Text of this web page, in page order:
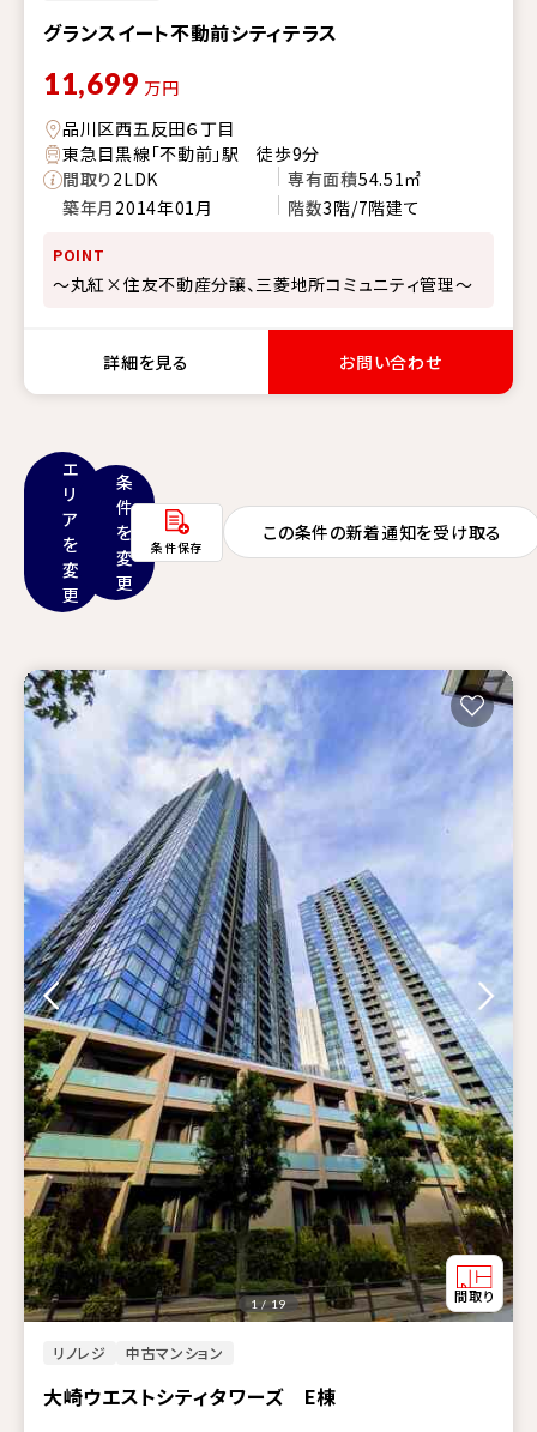
グランスイート不動前シティテラス
11,699 万円
品川区西五反田６丁目
東急目黒線「不動前」駅 徒歩9分
間取り2LDK 専有面積54.51㎡
築年月 2014年01月 階数3階/7階建て
POINT
～丸紅×住友不動産分譲、三菱地所コミュニティ管理～
詳細を見る お問い合わせ
エ
リ
ア
を
変
更
条
件
を
変
更
条件保存
この条件の新着通知を受け取る
リノレジ 中古マンション
大崎ウエストシティタワーズ E棟
1 / 19